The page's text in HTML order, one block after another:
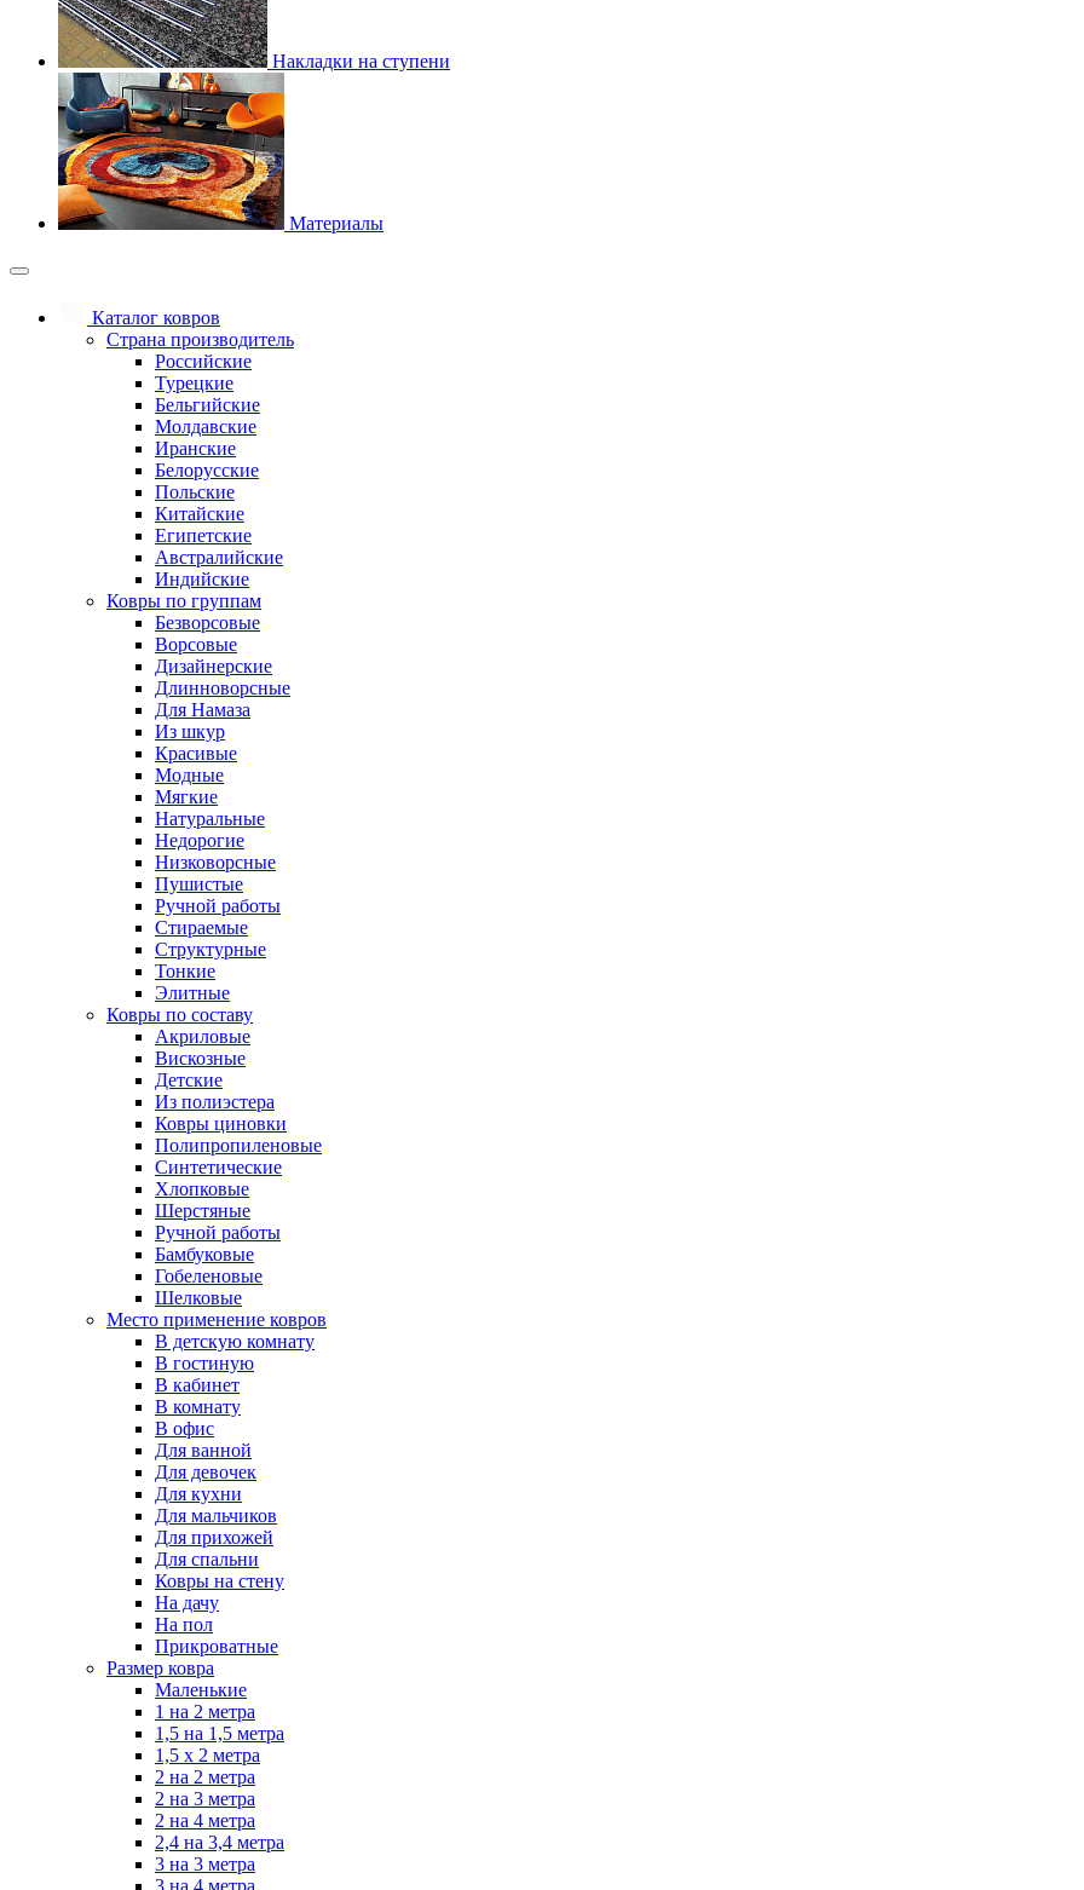
Накладки на ступени
Материалы
Каталог ковров
Страна производитель
Российские
Турецкие
Бельгийские
Молдавские
Иранские
Белорусские
Польские
Китайские
Египетские
Австралийские
Индийские
Ковры по группам
Безворсовые
Ворсовые
Дизайнерские
Длинноворсные
Для Намаза
Из шкур
Красивые
Модные
Мягкие
Натуральные
Недорогие
Низковорсные
Пушистые
Ручной работы
Стираемые
Структурные
Тонкие
Элитные
Ковры по составу
Акриловые
Вискозные
Детские
Из полиэстера
Ковры циновки
Полипропиленовые
Синтетические
Хлопковые
Шерстяные
Ручной работы
Бамбуковые
Гобеленовые
Шелковые
Место применение ковров
В детскую комнату
В гостиную
В кабинет
В комнату
В офис
Для ванной
Для девочек
Для кухни
Для мальчиков
Для прихожей
Для спальни
Ковры на стену
На дачу
На пол
Прикроватные
Размер ковра
Маленькие
1 на 2 метра
1,5 на 1,5 метра
1,5 х 2 метра
2 на 2 метра
2 на 3 метра
2 на 4 метра
2,4 на 3,4 метра
3 на 3 метра
3 на 4 метра